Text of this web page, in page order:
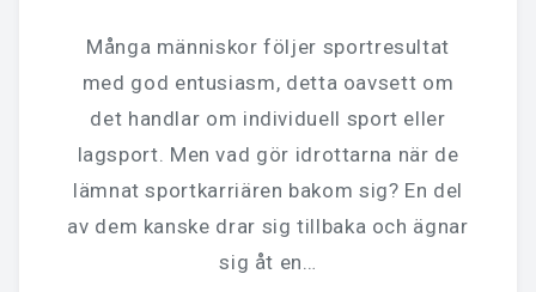
Många människor följer sportresultat
med god entusiasm, detta oavsett om
det handlar om individuell sport eller
lagsport. Men vad gör idrottarna när de
lämnat sportkarriären bakom sig? En del
av dem kanske drar sig tillbaka och ägnar
sig åt en…